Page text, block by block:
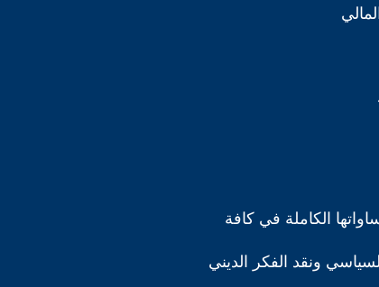
الكاملة في كافة
السياسي ونقد الفكر الديني